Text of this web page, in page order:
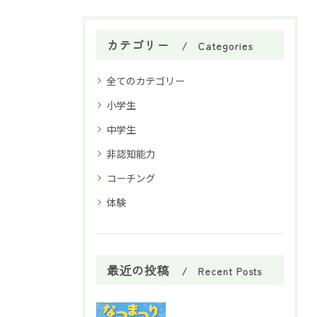
カテゴリー Categories
全てのカテゴリー
小学生
中学生
非認知能力
コーチング
体験
最近の投稿 Recent Posts